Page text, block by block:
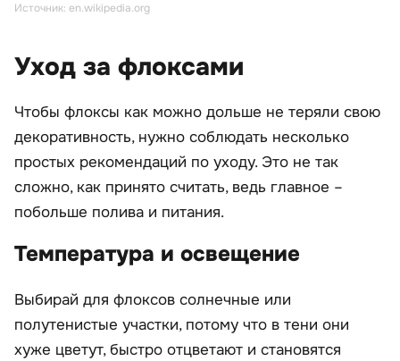
Источник: en.wikipedia.org
Уход за флоксами
Чтобы флоксы как можно дольше не теряли свою
декоративность, нужно соблюдать несколько
простых рекомендаций по уходу. Это не так
сложно, как принято считать, ведь главное –
побольше полива и питания.
Температура и освещение
Выбирай для флоксов солнечные или
полутенистые участки, потому что в тени они
хуже цветут, быстро отцветают и становятся